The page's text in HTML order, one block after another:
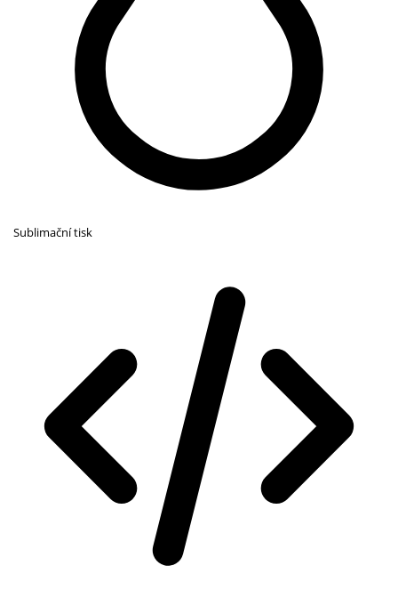
Sublimační tisk